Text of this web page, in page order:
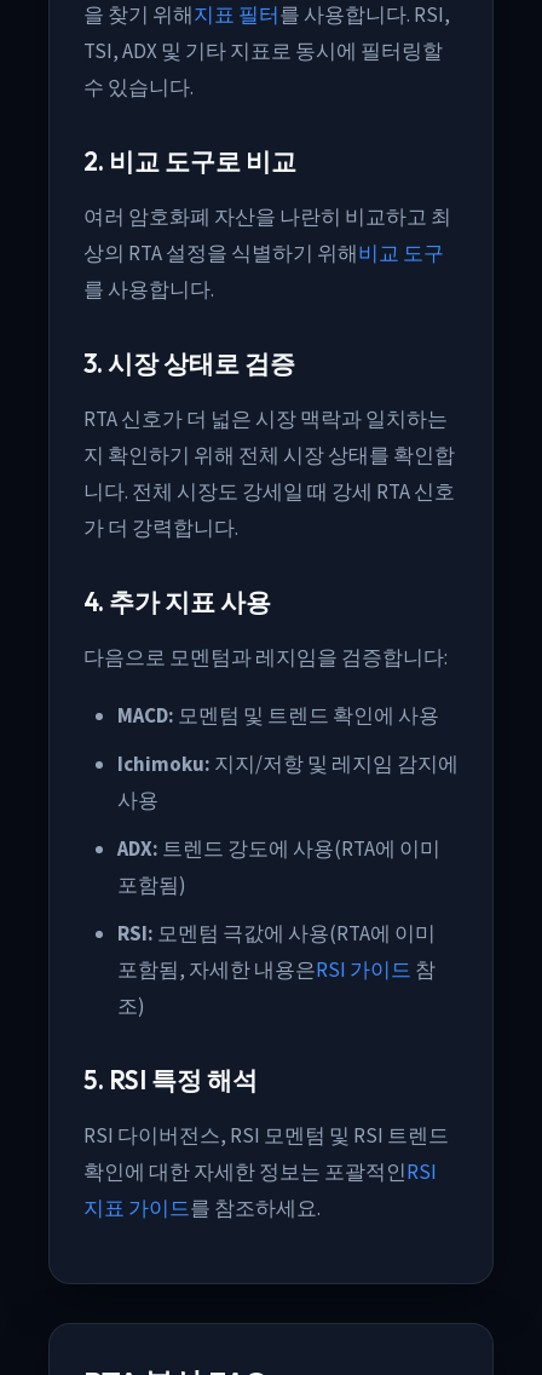
을 찾기 위해지표 필터를 사용합니다. RSI,
TSI, ADX 및 기타 지표로 동시에 필터링할
수 있습니다.
2. 비교 도구로 비교
여러 암호화폐 자산을 나란히 비교하고 최
상의 RTA 설정을 식별하기 위해비교 도구
를 사용합니다.
3. 시장 상태로 검증
RTA 신호가 더 넓은 시장 맥락과 일치하는
지 확인하기 위해 전체 시장 상태를 확인합
니다. 전체 시장도 강세일 때 강세 RTA 신호
가 더 강력합니다.
4. 추가 지표 사용
다음으로 모멘텀과 레지임을 검증합니다:
MACD: 모멘텀 및 트렌드 확인에 사용
Ichimoku: 지지/저항 및 레지임 감지에
사용
ADX: 트렌드 강도에 사용(RTA에 이미
포함됨)
RSI: 모멘텀 극값에 사용(RTA에 이미
포함됨, 자세한 내용은RSI 가이드 참
조)
5. RSI 특정 해석
RSI 다이버전스, RSI 모멘텀 및 RSI 트렌드
확인에 대한 자세한 정보는 포괄적인RSI
지표 가이드를 참조하세요.